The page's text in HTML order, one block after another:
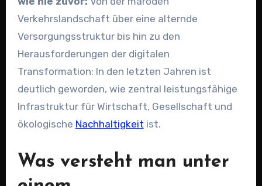
Verkehrslandschaft über eine alternde
Versorgungsstruktur bis hin zu den
Herausforderungen der digitalen
Transformation: In den letzten Jahren ist
deutlich geworden, wie zentral leistungsfähige
Infrastruktur für Wirtschaft, Gesellschaft und
ökologische Nachhaltigkeit ist.
Was versteht man unter